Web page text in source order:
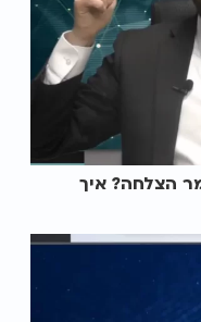
הצלחה? איך